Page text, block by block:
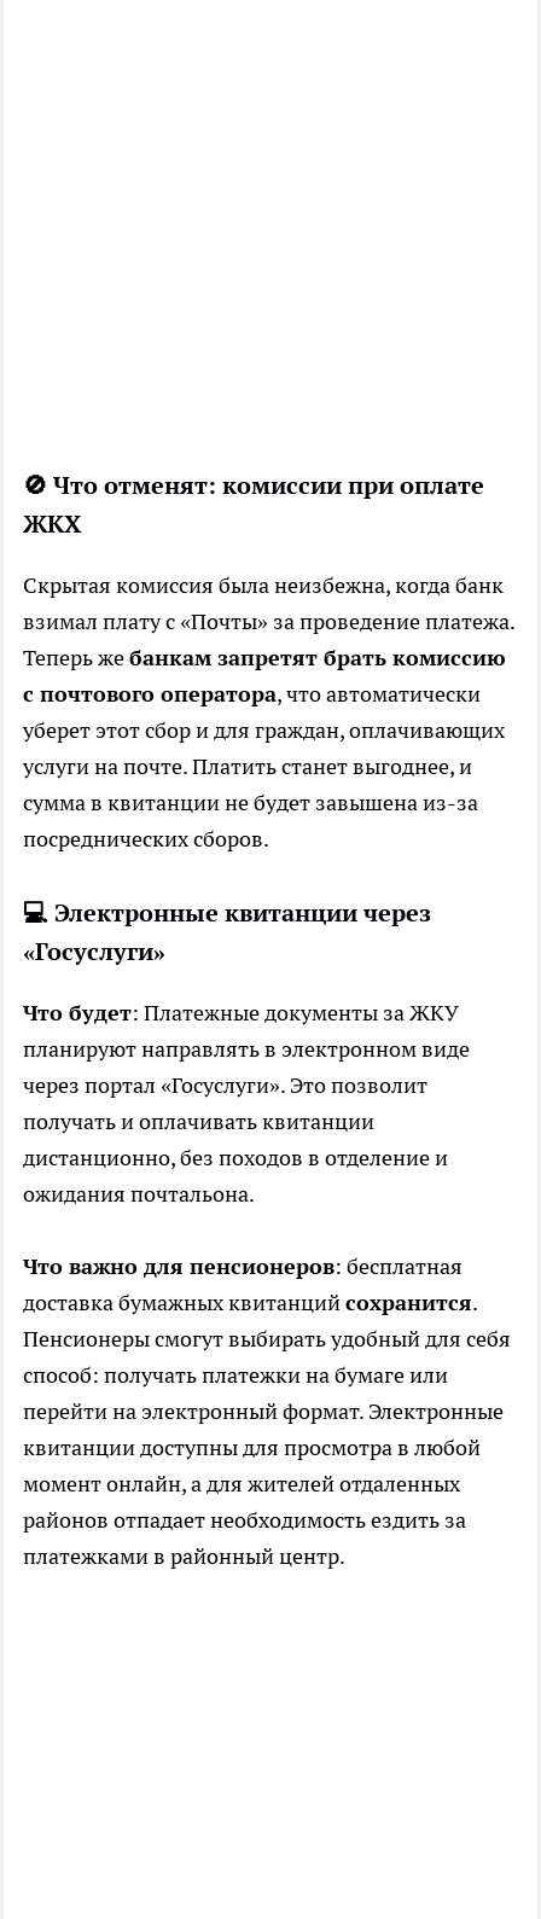
🚫 Что отменят: комиссии при оплате
ЖКХ
Скрытая комиссия была неизбежна, когда банк
взимал плату с «Почты» за проведение платежа.
Теперь жебанкам запретят брать комиссию
с почтового оператора, что автоматически
уберет этот сбор и для граждан, оплачивающих
услуги на почте. Платить станет выгоднее, и
сумма в квитанции не будет завышена из-за
посреднических сборов.
💻 Электронные квитанции через
«Госуслуги»
Что будет: Платежные документы за ЖКУ
планируют направлять в электронном виде
через портал «Госуслуги». Это позволит
получать и оплачивать квитанции
дистанционно, без походов в отделение и
ожидания почтальона.
Что важно для пенсионеров: бесплатная
доставка бумажных квитанцийсохранится.
Пенсионеры смогут выбирать удобный для себя
способ: получать платежки на бумаге или
перейти на электронный формат. Электронные
квитанции доступны для просмотра в любой
момент онлайн, а для жителей отдаленных
районов отпадает необходимость ездить за
платежками в районный центр.